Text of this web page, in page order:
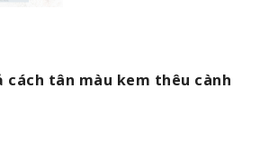
cách tân màu kem thêu cành